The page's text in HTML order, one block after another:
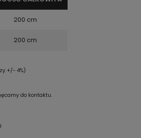
200 cm
200 cm
+/- 4%)
do kontaktu.